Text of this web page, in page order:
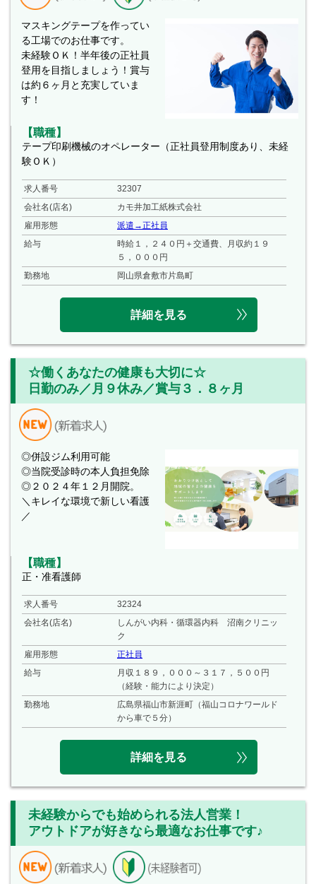
マスキングテープを作ってい
る工場でのお仕事です。
未経験ＯＫ！半年後の正社員
登用を目指しましょう！賞与
は約６ヶ月と充実していま
す！
【職種】
テープ印刷機械のオペレーター（正社員登用制度あり、未経
験ＯＫ）
求人番号
32307
会社名(店名)
カモ井加工紙株式会社
雇用形態
派遣→正社員
給与
時給１，２４０円＋交通費、月収約１９
５，０００円
勤務地
岡山県倉敷市片島町
詳細を見る
☆働くあなたの健康も大切に☆
日勤のみ／月９休み／賞与３．８ヶ月
◎併設ジム利用可能
◎当院受診時の本人負担免除
◎２０２４年１２月開院。
＼キレイな環境で新しい看護
／
【職種】
正・准看護師
求人番号
32324
会社名(店名)
しんがい内科・循環器内科 沼南クリニッ
ク
雇用形態
正社員
給与
月収１８９，０００～３１７，５００円
（経験・能力により決定）
勤務地
広島県福山市新涯町（福山コロナワールド
から車で５分）
詳細を見る
未経験からでも始められる法人営業！
アウトドアが好きなら最適なお仕事です♪